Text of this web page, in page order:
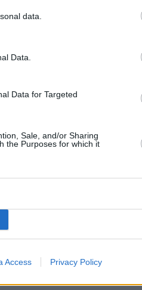
data.
Data.
Data for Targeted
Sale, and/or Sharing
the Purposes for which it
Access Privacy Policy
της
σύσκεψη στο Μαξίμου,
σορό.
λένε από την
για
υπάρχει πρόβλημα
με τη Μητρόπολη ώστε
για λίγες ώρες την
αποτίσουν φόρο
στη σορό